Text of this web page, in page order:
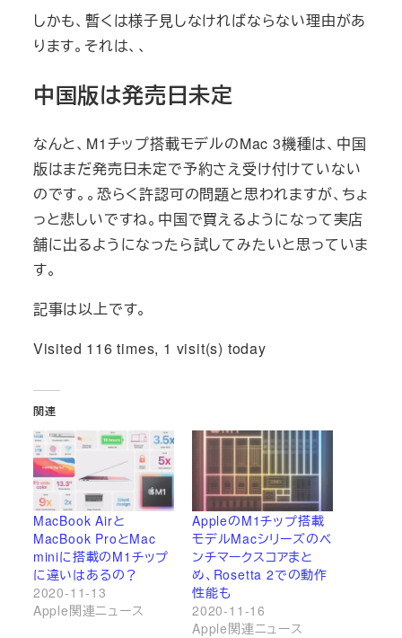
しかも、暫くは様子見しなければならない理由があ
ります。それは、、
中国版は発売日未定
なんと、M1チップ搭載モデルのMac 3機種は、中国
版はまだ発売日未定で予約さえ受け付けていない
のです。。恐らく許認可の問題と思われますが、ちょ
っと悲しいですね。中国で買えるようになって実店
舗に出るようになったら試してみたいと思っていま
す。
記事は以上です。
Visited 116 times, 1 visit(s) today
関連
MacBook Airと
MacBook ProとMac
miniに搭載のM1チップ
に違いはあるの？
2020-11-13
Apple関連ニュース
AppleのM1チップ搭載
モデルMacシリーズのベ
ンチマークスコアまと
め、Rosetta 2での動作
性能も
2020-11-16
Apple関連ニュース